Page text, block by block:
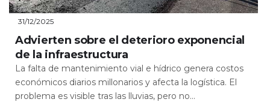
31/12/2025
Advierten sobre el deterioro exponencial
de la infraestructura
La falta de mantenimiento vial e hídrico genera costos
económicos diarios millonarios y afecta la logística. El
problema es visible tras las lluvias, pero no...